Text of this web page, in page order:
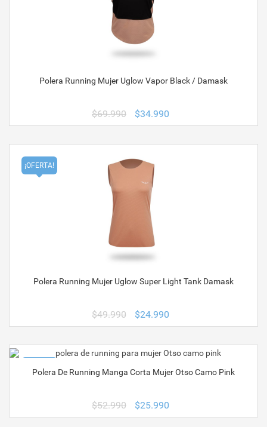
Polera Running Mujer Uglow Vapor Black / Damask
$69.990
El
precio
era:
$69.990.
$34.990
precio
es:
¡OFERTA!
Polera Running Mujer Uglow Super Light Tank Damask
$49.990
El
precio
era:
$49.990.
$24.990
precio
es:
$24.990.
Polera De Running Manga Corta Mujer Otso Camo Pink
$52.990
El
precio
$25.990
precio